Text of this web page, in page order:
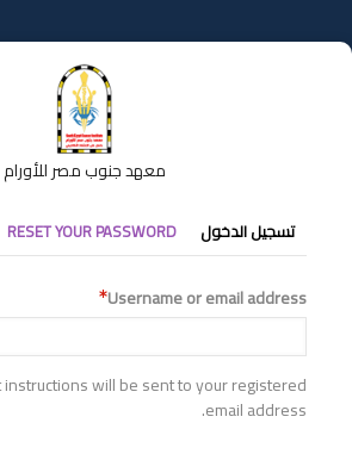
إلى
المحتوى
معهد جنوب مصر للأورام
التبويبات
الأساسية
تسجيل الدخول RESET YOUR PASSWORD
Username or email address
will be sent to your registered
email address.